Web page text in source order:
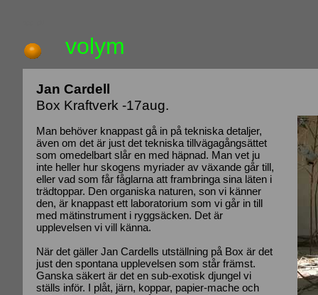
volym
Jan Cardell
Box Kraftverk -17aug.
Man behöver knappast gå in på tekniska detaljer,
även om det är just det tekniska tillvägagångsättet
som omedelbart slår en med häpnad. Man vet ju
inte heller hur skogens myriader av växande går till,
eller vad som får fåglarna att frambringa sina läten i
trädtoppar. Den organiska naturen, son vi känner
den, är knappast ett laboratorium som vi går in till
med mätinstrument i ryggsäcken. Det är
upplevelsen vi vill känna.
När det gäller Jan Cardells utställning på Box är det
just den spontana upplevelsen som står främst.
Ganska säkert är det en sub-exotisk djungel vi
ställs inför. I plåt, järn, koppar, papier-mache och